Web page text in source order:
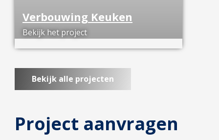
Project aanvragen
Verbouwing Keuken
Bekijk het project
Bekijk alle projecten